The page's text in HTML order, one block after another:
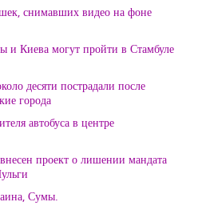
снимавших видео на фоне
и Киева могут пройти в Стамбуле
десяти пострадали после
города
автобуса в центре
проект о лишении мандата
Сумы.